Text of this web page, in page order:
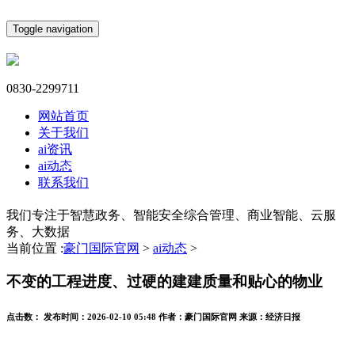
Toggle navigation
0830-2299711
网站首页
关于我们
ai资讯
ai动态
联系我们
我们专注于智慧政务、智能安全综合管理、商业智能、云服
务、大数据
当前位置 :豪门国际官网 > ai动态 >
不变的工程进度、过硬的建建质量和贴心的物业
点击数： 发布时间： 2026-02-10 05:48 作者： 豪门国际官网 来源： 经济日报